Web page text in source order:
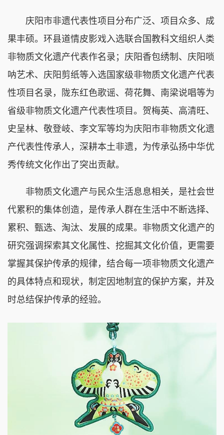
庆阳市非遗代表性项目分布广泛、项目众多、成
果丰硕。环县道情皮影戏入选联合国教科文组织人类
非物质文化遗产代表作名录；庆阳香包绣制、庆阳唢
呐艺术、庆阳剪纸等入选国家级非物质文化遗产代表
性项目名录，陇东红色歌谣、荷花舞、南梁说唱等为
省级非物质文化遗产代表性项目‌。贺梅英、高清旺、
史呈林、敬登岐、李文军等均为庆阳市非物质文化遗
产代表性传承人，深耕本土非遗，为传承弘扬中华优
秀传统文化作出了突出贡献。
非物质文化遗产与民众生活息息相关，是社会世
代累积的集体创造，是传承人群在生活中不断选择、
累积、甄选、淘汰、发展的成果。非物质文化遗产的
研究强调探索其文化属性、挖掘其文化价值，更需要
掌握其保护传承的规律，结合每一项非物质文化遗产
的具体特点和现状，制定因地制宜的保护方案，并及
时总结保护传承的经验。